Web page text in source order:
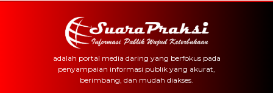
adalah portal media daring yang berfokus pada
penyampaian informasi publik yang akurat,
berimbang, dan mudah diakses.